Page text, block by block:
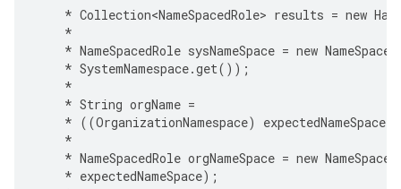
* Collection<NameSpacedRole> results = new
*
* NameSpacedRole sysNameSpace = new
* SystemNamespace.get());
*
* String orgName =
* ((OrganizationNamespace) expectedNameSpace
*
* NameSpacedRole orgNameSpace = new
* expectedNameSpace);